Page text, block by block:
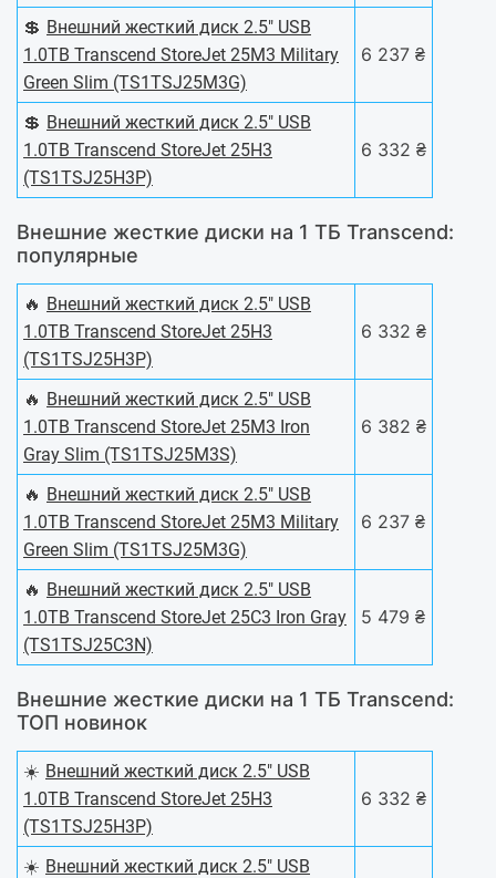
💲 Внешний жесткий диск 2.5" USB
1.0TB Transcend StoreJet 25M3 Military
Green Slim (TS1TSJ25M3G)
6 237 ₴
💲 Внешний жесткий диск 2.5" USB
1.0TB Transcend StoreJet 25H3
(TS1TSJ25H3P)
6 332 ₴
Внешние жесткие диски на 1 ТБ Transcend:
популярные
🔥 Внешний жесткий диск 2.5" USB
1.0TB Transcend StoreJet 25H3
(TS1TSJ25H3P)
6 332 ₴
🔥 Внешний жесткий диск 2.5" USB
1.0TB Transcend StoreJet 25M3 Iron
Gray Slim (TS1TSJ25M3S)
6 382 ₴
🔥 Внешний жесткий диск 2.5" USB
1.0TB Transcend StoreJet 25M3 Military
Green Slim (TS1TSJ25M3G)
6 237 ₴
🔥 Внешний жесткий диск 2.5" USB
1.0TB Transcend StoreJet 25C3 Iron Gray
(TS1TSJ25C3N)
5 479 ₴
Внешние жесткие диски на 1 ТБ Transcend:
ТОП новинок
☀️ Внешний жесткий диск 2.5" USB
1.0TB Transcend StoreJet 25H3
(TS1TSJ25H3P)
6 332 ₴
☀️ Внешний жесткий диск 2.5" USB